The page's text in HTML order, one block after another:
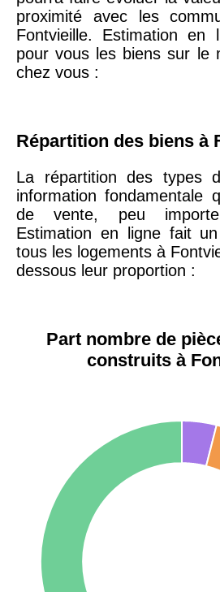
arrondissement
75019 -Paris
19ème
51100 -Reims 3 036 €
75013 -Paris
13ème
arrondissement
10 073 €
42000 -Saint-
1 404 €
11 454 €
75016 -Paris
16ème
arrondissement
83000 - Toulon
proximité avec les
Fontvieille. Estimation en
pour vous les biens sur le
chez vous :
Répartition des biens à
La répartition des types
information fondamentale
de vente, peu
Estimation en ligne fait
tous les logements à
dessous leur proportion :
Part nombre de
construits à